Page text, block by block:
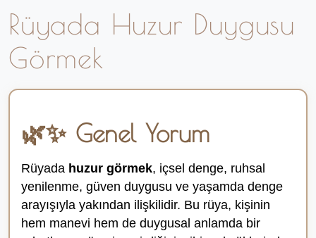
Rüyada Huzur Duygusu
Görmek
🌿✨ Genel Yorum
Rüyada huzur görmek, içsel denge, ruhsal
yenilenme, güven duygusu ve yaşamda denge
arayışıyla yakından ilişkilidir. Bu rüya, kişinin
hem manevi hem de duygusal anlamda bir